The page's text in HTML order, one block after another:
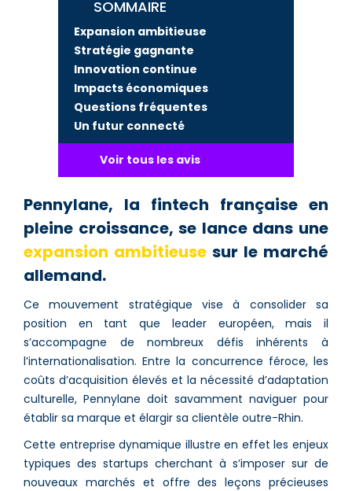
SOMMAIRE
Expansion ambitieuse
Stratégie gagnante
Innovation continue
Impacts économiques
Questions fréquentes
Un futur connecté
Voir tous les avis
Pennylane, la fintech française en
pleine croissance, se lance dans une
expansion ambitieuse sur le marché
allemand.
Ce mouvement stratégique vise à consolider sa
position en tant que leader européen, mais il
s’accompagne de nombreux défis inhérents à
l’internationalisation. Entre la concurrence féroce, les
coûts d’acquisition élevés et la nécessité d’adaptation
culturelle, Pennylane doit savamment naviguer pour
établir sa marque et élargir sa clientèle outre-Rhin.
Cette entreprise dynamique illustre en effet les enjeux
typiques des startups cherchant à s’imposer sur de
nouveaux marchés et offre des leçons précieuses